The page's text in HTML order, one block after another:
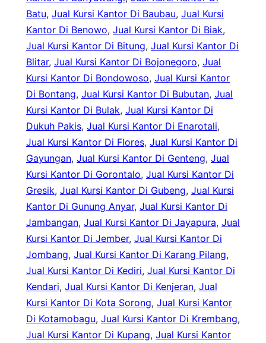
Batu, Jual Kursi Kantor Di Baubau, Jual Kursi
Kantor Di Benowo, Jual Kursi Kantor Di Biak
Jual Kursi Kantor Di Bitung, Jual Kursi Kantor Di
Blitar, Jual Kursi Kantor Di Bojonegoro, Jual
Kursi Kantor Di Bondowoso, Jual Kursi Kantor
Di Bontang, Jual Kursi Kantor Di Bubutan, Jual
Kursi Kantor Di Bulak, Jual Kursi Kantor Di
Dukuh Pakis, Jual Kursi Kantor Di Enarotali
Jual Kursi Kantor Di Flores, Jual Kursi Kantor Di
Gayungan, Jual Kursi Kantor Di Genteng, Jual
Kursi Kantor Di Gorontalo, Jual Kursi Kantor Di
Gresik, Jual Kursi Kantor Di Gubeng, Jual Kursi
Kantor Di Gunung Anyar, Jual Kursi Kantor Di
Jambangan, Jual Kursi Kantor Di Jayapura, Jual
Kursi Kantor Di Jember, Jual Kursi Kantor Di
Jombang, Jual Kursi Kantor Di Karang Pilang
Jual Kursi Kantor Di Kediri, Jual Kursi Kantor Di
Kendari, Jual Kursi Kantor Di Kenjeran, Jual
Kursi Kantor Di Kota Sorong, Jual Kursi Kantor
Di Kotamobagu, Jual Kursi Kantor Di Krembang
Jual Kursi Kantor Di Kupang, Jual Kursi Kantor